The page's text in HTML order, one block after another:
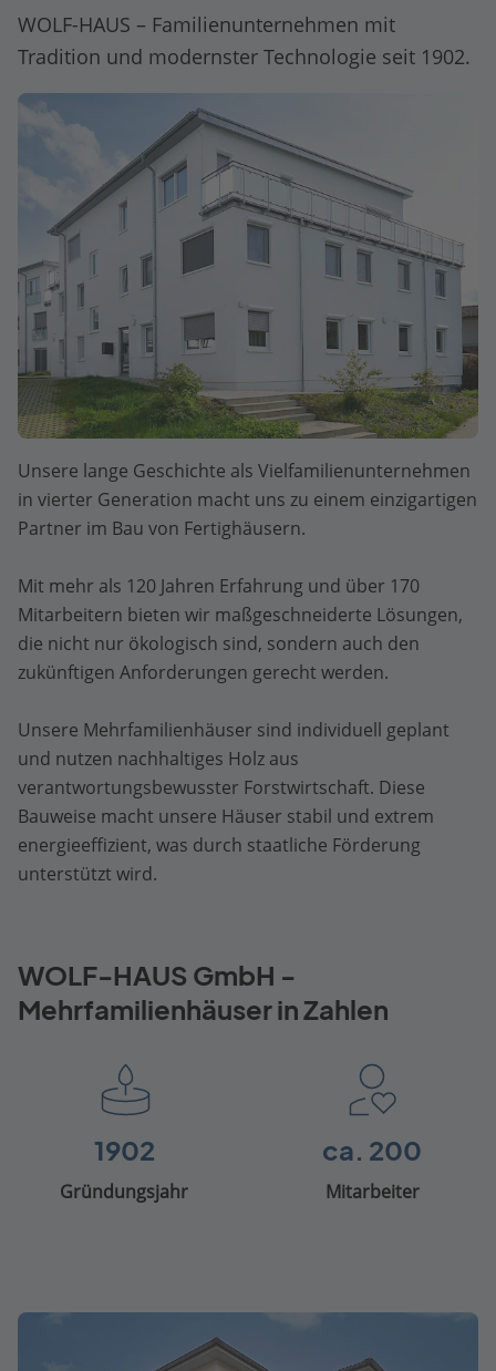
WOLF-HAUS – Familienunternehmen mit
Tradition und modernster Technologie seit 1902.
Unsere lange Geschichte als Vielfamilienunternehmen
in vierter Generation macht uns zu einem einzigartigen
Partner im Bau von Fertighäusern.
Mit mehr als 120 Jahren Erfahrung und über 170
Mitarbeitern bieten wir maßgeschneiderte Lösungen,
die nicht nur ökologisch sind, sondern auch den
zukünftigen Anforderungen gerecht werden.
Unsere Mehrfamilienhäuser sind individuell geplant
und nutzen nachhaltiges Holz aus
verantwortungsbewusster Forstwirtschaft. Diese
Bauweise macht unsere Häuser stabil und extrem
energieeffizient, was durch staatliche Förderung
unterstützt wird.
WOLF-HAUS GmbH -
Mehrfamilienhäuser in Zahlen
1902
Gründungsjahr
ca. 200
Mitarbeiter